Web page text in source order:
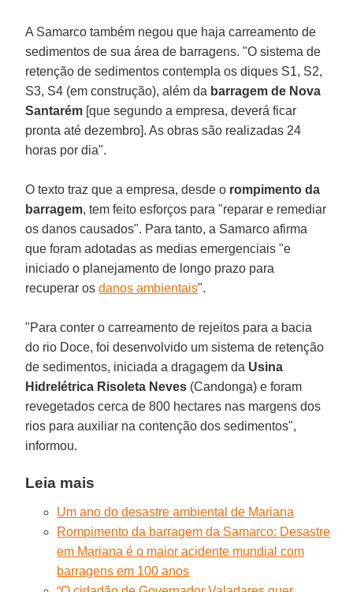
A Samarco também negou que haja carreamento de
sedimentos de sua área de barragens. "O sistema de
retenção de sedimentos contempla os diques S1, S2,
S3, S4 (em construção), além da barragem de Nova
Santarém [que segundo a empresa, deverá ficar
pronta até dezembro]. As obras são realizadas 24
horas por dia".
O texto traz que a empresa, desde o rompimento da
barragem, tem feito esforços para "reparar e remediar
os danos causados". Para tanto, a Samarco afirma
que foram adotadas as medias emergenciais "e
iniciado o planejamento de longo prazo para
recuperar osdanos ambientais".
"Para conter o carreamento de rejeitos para a bacia
do rio Doce, foi desenvolvido um sistema de retenção
de sedimentos, iniciada a dragagem da Usina
Hidrelétrica Risoleta Neves (Candonga) e foram
revegetados cerca de 800 hectares nas margens dos
rios para auxiliar na contenção dos sedimentos",
informou.
Leia mais
Um ano do desastre ambiental de Mariana
Rompimento da barragem da Samarco: Desastre
em Mariana é o maior acidente mundial com
barragens em 100 anos